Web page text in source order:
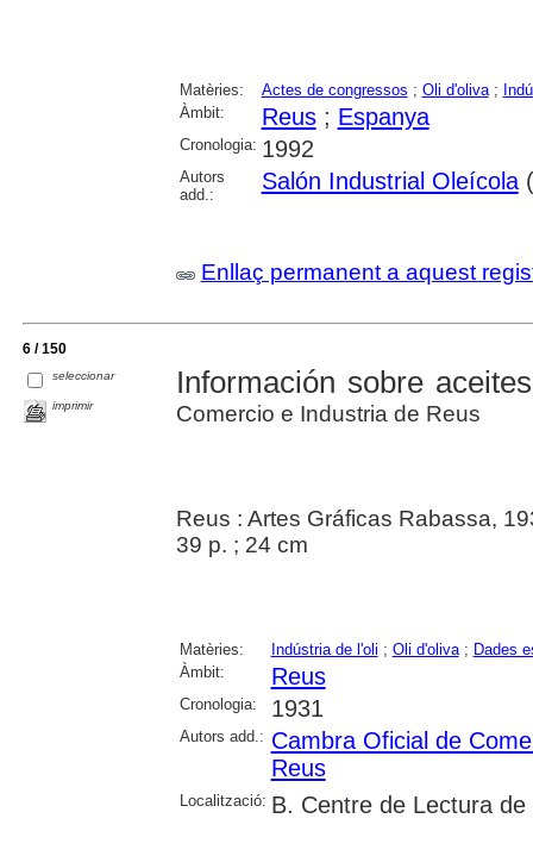
Matèries: Actes de congressos ; Oli d'oliva;
Àmbit:
Reus; Espanya
Cronologia: 1992
Autors
add.:
Salón Industrial Oleícola
Enllaç permanent a aquest
6 / 150
seleccionar
imprimir
Información sobre
Comercio e Industria de Reus
Reus : Artes Gráficas Rabassa,
39 p. ; 24 cm
Matèries: Indústria de l'oli ; Oli d'oliva; Dades
Àmbit:
Reus
Cronologia: 1931
Autors add.: Cambra Oficial de
Reus
Localització: B. Centre de Lectura